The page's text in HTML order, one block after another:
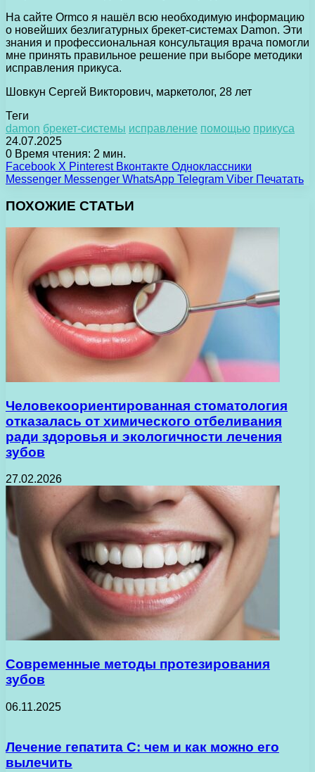
На сайте Ormco я нашёл всю необходимую информацию
о новейших безлигатурных брекет-системах Damon. Эти
знания и профессиональная консультация врача помогли
мне принять правильное решение при выборе методики
исправления прикуса.
Шовкун Сергей Викторович, маркетолог, 28 лет
Теги
damon брекет-системы исправление помощью прикуса
24.07.2025
0 Время чтения: 2 мин.
Facebook X Pinterest Вконтакте Одноклассники
Messenger Messenger WhatsApp Telegram Viber Печатать
ПОХОЖИЕ СТАТЬИ
Человекоориентированная стоматология
отказалась от химического отбеливания
ради здоровья и экологичности лечения
зубов
27.02.2026
Современные методы протезирования
зубов
06.11.2025
Лечение гепатита С: чем и как можно его
вылечить